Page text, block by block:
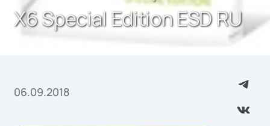
X6 Special Edition ESD RU
06.09.2018